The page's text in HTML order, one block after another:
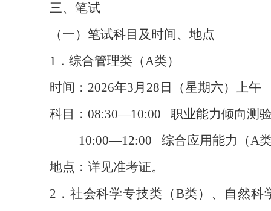
三、笔试
（一）笔试科目及时间、地点
1．综合管理类（A类）
时间：2026年3月28日（星期六）上午
科目：08:30—10:00 职业能力倾向测
10:00—12:00 综合应用能力（A
地点：详见准考证。
2．社会科学专技类（B类）、自然科